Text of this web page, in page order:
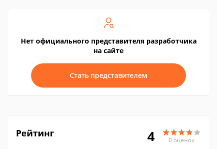
Нет официального представителя разработчика
на сайте
Стать представителем
Рейтинг 4 0 оценок